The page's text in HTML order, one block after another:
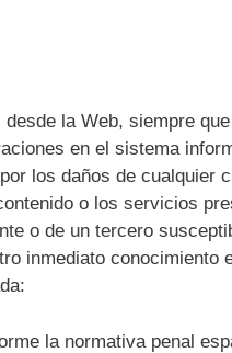
la Web, siempre
en el sistema
los daños de cualquier
o los servicios
o de un tercero
inmediato
la normativa penal